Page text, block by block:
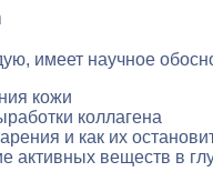
имеет научное
кожи
коллагена
и как их
активных веществ в